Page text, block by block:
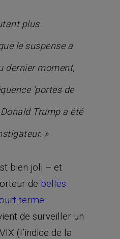
plus
le suspense a
dernier moment,
‘portes de
Trump a été
»
bien joli – et
de belles
terme
de surveiller un
(l’indice de la